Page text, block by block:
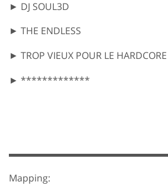
► DJ SOUL3D
► THE ENDLESS
► TROP VIEUX POUR LE HARDCORE
► *************
Mapping: